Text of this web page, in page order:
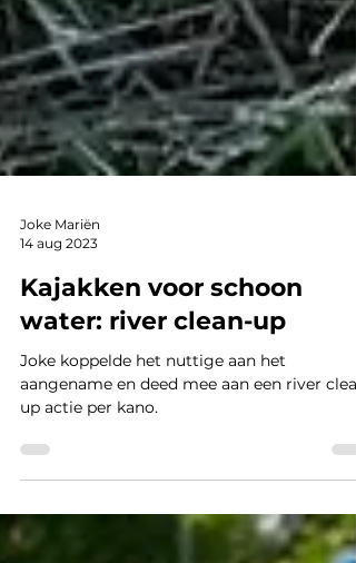
14 aug 2023
Kajakken voor schoon
water: river clean-up
Joke koppelde het nuttige aan het
up actie per kano.